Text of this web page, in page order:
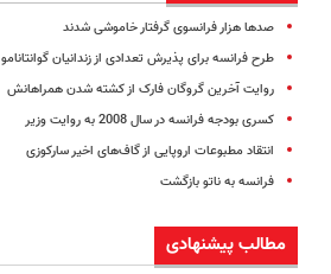
صدها هزار فرانسوی گرفتار خاموشی شدند
طرح فرانسه برای پذیرش تعدادی از زندانیان گوانتانامو
روایت آخرین گروگان فارک از کشته شدن همراهانش
کسری بودجه فرانسه در سال 2008 به روایت وزیر
انتقاد مطبوعات اروپایی از گاف‌های اخیر سارکوزی
فرانسه به ناتو بازگشت
مطالب پیشنهادی